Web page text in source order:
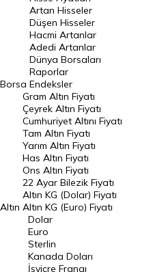
En Çok Düşen Hisseler
Hacmi Artanlar
Geçmiş Kapanışlar
Dünya Borsaları
Raporlar
Endeksler
DÖVİZ
Döviz Kuru
Dolar Kuru
Euro Kuru
Pound Kuru
Frank Kuru
Borsa
Artan Hisseler
Düşen Hisseler
Hacmi Artanlar
Adedi Artanlar
Dünya Borsaları
Raporlar
Endeksler
Altın
Gram Altın Fiyatı
Çeyrek Altın Fiyatı
Cumhuriyet Altını Fiyatı
Tam Altın Fiyatı
Yarım Altın Fiyatı
Has Altın Fiyatı
Ons Altın Fiyatı
22 Ayar Bilezik Fiyatı
Altın KG (Dolar) Fiyatı
Altın KG (Euro) Fiyatı
Dolar
Euro
Sterlin
Kanada Doları
İsviçre Frangı